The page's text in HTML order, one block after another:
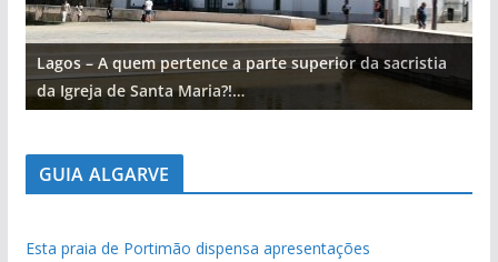
Lagos – A quem pertence a parte superior da sacristia
da Igreja de Santa Maria?!…
GUIA ALGARVE
Esta praia de Portimão dispensa apresentações